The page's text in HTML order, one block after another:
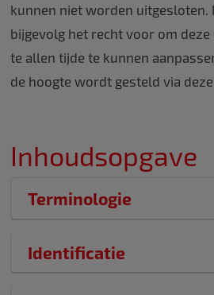
kunnen niet worden uitgesloten.
bijgevolg het recht voor om
te allen tijde te kunnen
de hoogte wordt gesteld via
Inhoudsopgave
Terminologie
Identificatie